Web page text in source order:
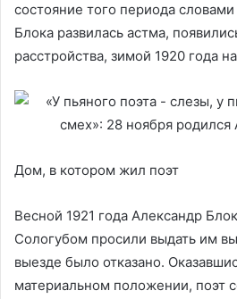
состояние того периода
Блока развилась астма,
расстройства, зимой 1920 года
Дом, в котором жил поэт
Весной 1921 года Александр
Сологубом просили выдать им
выезде было отказано.
материальном положении, поэт